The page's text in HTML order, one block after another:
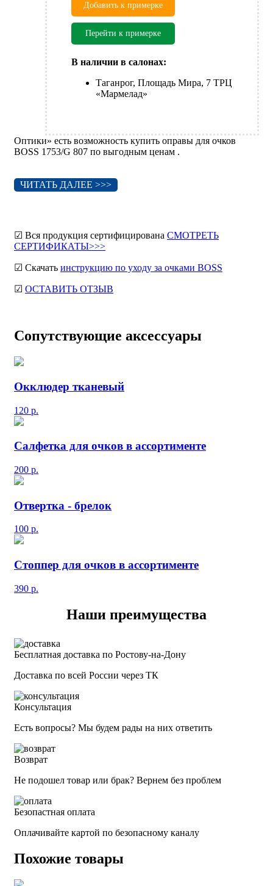
Добавить к примерке
Перейти к примерке
В наличии в салонах:
Таганрог, Площадь Мира, 7 ТРЦ
«Мармелад»
Оптики» есть возможность купить оправы для очков
BOSS 1753/G 807 по выгодным ценам .
ЧИТАТЬ ДАЛЕЕ >>>
☑ Вся продукция сертифицирована СМОТРЕТЬ
СЕРТИФИКАТЫ>>>
☑ Скачать инструкцию по уходу за очками BOSS
☑ ОСТАВИТЬ ОТЗЫВ
Сопутствующие аксессуары
Окклюдер тканевый
120 р.
Салфетка для очков в ассортименте
200 р.
Отвертка - брелок
100 р.
Стоппер для очков в ассортименте
390 р.
Наши преимущества
Бесплатная доставка по Ростову-на-Дону
Доставка по всей России через ТК
Консультация
Есть вопросы? Мы будем рады на них ответить
Возврат
Не подошел товар или брак? Вернем без проблем
Безопастная оплата
Оплачивайте картой по безопасному каналу
Похожие товары